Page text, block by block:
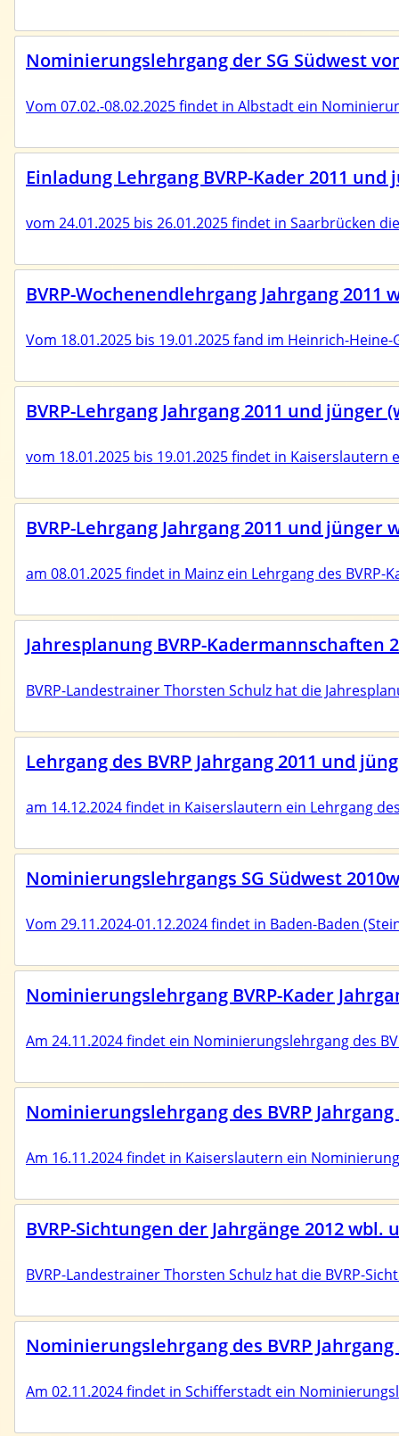
Nominierungslehrgang der SG Südwest
Vom 07.02.-08.02.2025 findet in Albstadt ein
Einladung Lehrgang BVRP-Kader 2011
vom 24.01.2025 bis 26.01.2025 findet in Saarbrücken
BVRP-Wochenendlehrgang Jahrgang
Vom 18.01.2025 bis 19.01.2025 fand im Heinrich-
BVRP-Lehrgang Jahrgang 2011 und jünger
vom 18.01.2025 bis 19.01.2025 findet in
BVRP-Lehrgang Jahrgang 2011 und jünger
am 08.01.2025 findet in Mainz ein Lehrgang des
Jahresplanung BVRP-Kadermannschaften
BVRP-Landestrainer Thorsten Schulz hat die
Lehrgang des BVRP Jahrgang 2011 und
am 14.12.2024 findet in Kaiserslautern ein Lehrgang
Nominierungslehrgangs SG Südwest 2010w
Vom 29.11.2024-01.12.2024 findet in Baden-Baden
Nominierungslehrgang BVRP-Kader
Am 24.11.2024 findet ein Nominierungslehrgang des
Nominierungslehrgang des BVRP
Am 16.11.2024 findet in Kaiserslautern ein
BVRP-Sichtungen der Jahrgänge 2012
BVRP-Landestrainer Thorsten Schulz hat die BVRP-
Nominierungslehrgang des BVRP
Am 02.11.2024 findet in Schifferstadt ein